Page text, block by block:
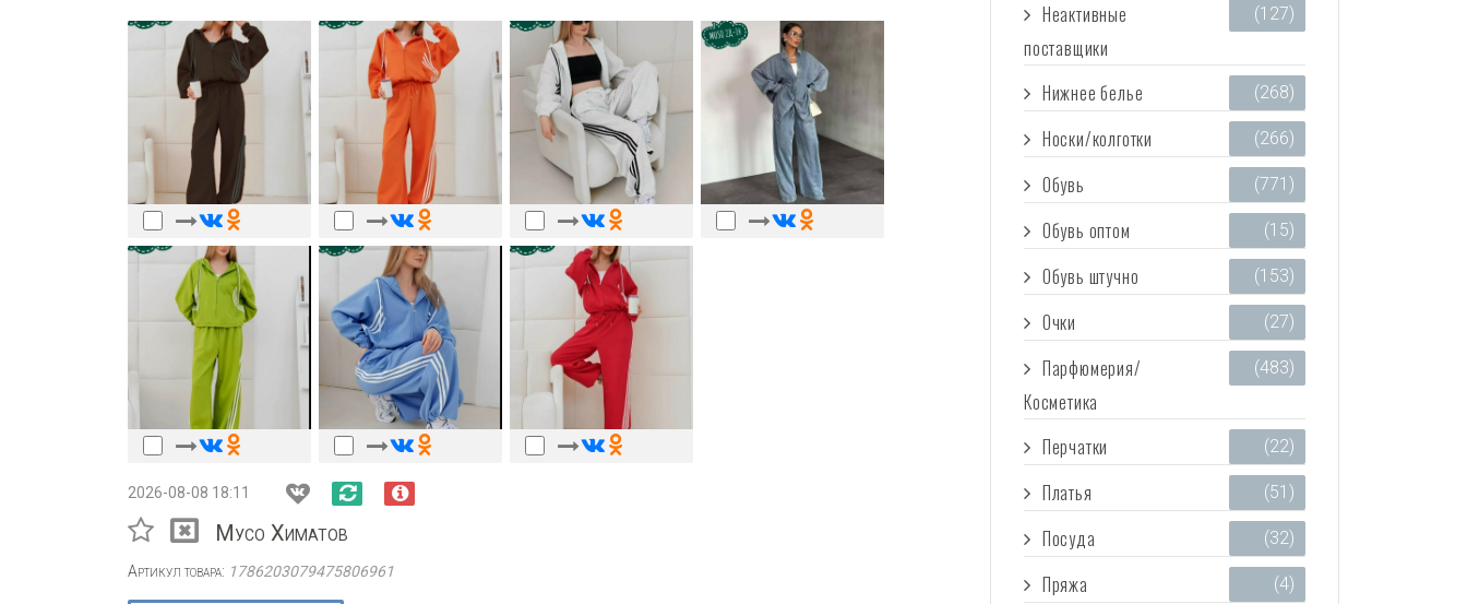
2026-08-08 18:11
Мусо Химатов
Артикул товара: 1786203079475806961
Неактивные
поставщики
(127)
Нижнее белье (268)
Носки/колготки (266)
Обувь (771)
Обувь оптом (15)
Обувь штучно (153)
Очки (27)
Парфюмерия/
Косметика
(483)
Перчатки (22)
Платья (51)
Посуда (32)
Пряжа (4)